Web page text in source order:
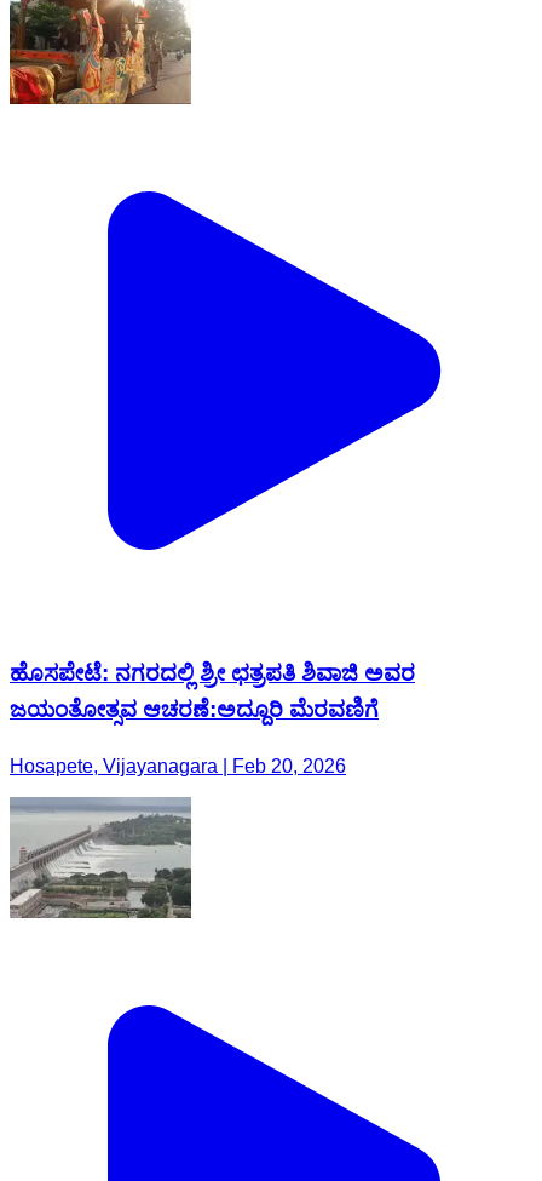
ಹೊಸಪೇಟೆ: ನಗರದಲ್ಲಿ ಶ್ರೀ ಛತ್ರಪತಿ ಶಿವಾಜಿ ಅವರ
ಜಯಂತೋತ್ಸವ ಆಚರಣೆ:ಅದ್ದೂರಿ ಮೆರವಣಿಗೆ
Hosapete, Vijayanagara | Feb 20, 2026